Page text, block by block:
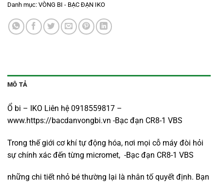
Danh mục: VÒNG BI - BẠC ĐẠN IKO
MÔ TẢ
Ổ bi – IKO Liên hệ 0918559817 –
www.https://bacdanvongbi.vn -Bạc đạn CR8-1 VBS
Trong thế giới cơ khí tự động hóa, nơi mọi cỗ máy đòi hỏi
sự chính xác đến từng micromet, -Bạc đạn CR8-1 VBS
những chi tiết nhỏ bé thường lại là nhân tố quyết định. Bạn